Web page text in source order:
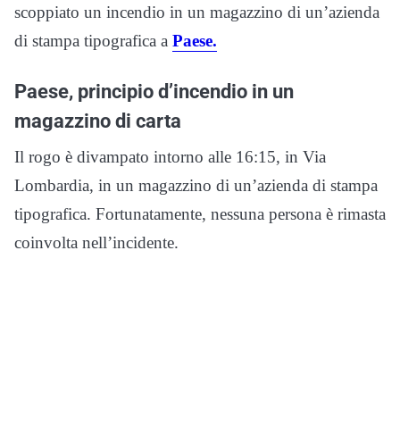
scoppiato un incendio in un magazzino di un’azienda
di stampa tipografica a Paese.
Paese, principio d’incendio in un
magazzino di carta
Il rogo è divampato intorno alle 16:15, in Via
Lombardia, in un magazzino di un’azienda di stampa
tipografica. Fortunatamente, nessuna persona è rimasta
coinvolta nell’incidente.